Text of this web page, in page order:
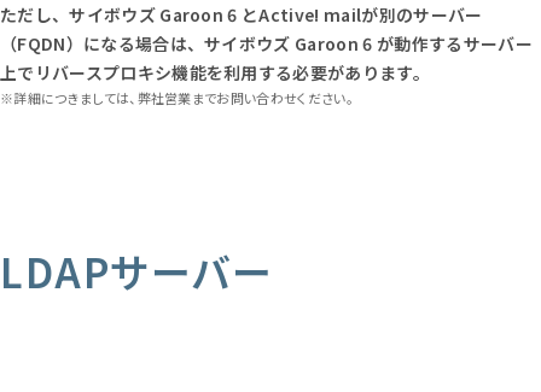
ただし、サイボウズ Garoon 6 とActive! mailが別のサーバー
（FQDN）になる場合は、サイボウズ Garoon 6 が動作するサーバー
上でリバースプロキシ機能を利用する必要があります。
※詳細につきましては、弊社営業までお問い合わせください。
LDAPサーバー